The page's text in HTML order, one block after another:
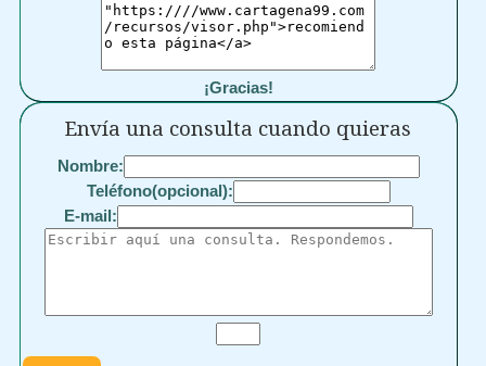
¡Gracias!
Envía una consulta cuando quieras
Nombre:
Teléfono(opcional):
E-mail: